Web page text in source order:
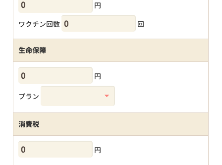
円
ワクチン回数
回
生命保障
円
プラン
消費税
円